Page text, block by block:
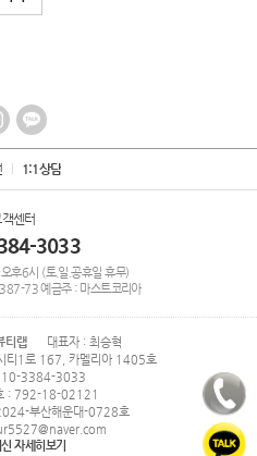
1:1상담
센터
3033
후6시 (토.일.공휴일 휴무)
73예금주 : 마스트코리아
티랩
대표자 : 최승혁
티1로 167, 카멜리아 1405호
3384-3033
: 792-18-02121
부산해운대-0728호
자세히보기